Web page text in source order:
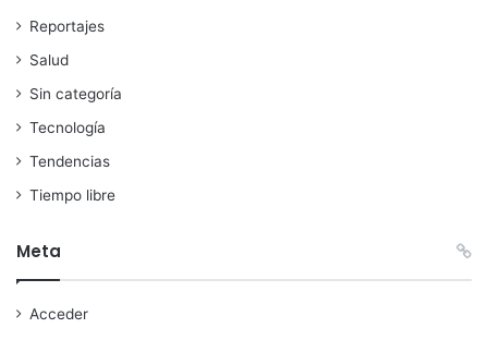
Reportajes
Salud
Sin categoría
Tecnología
Tendencias
Tiempo libre
Meta
Acceder